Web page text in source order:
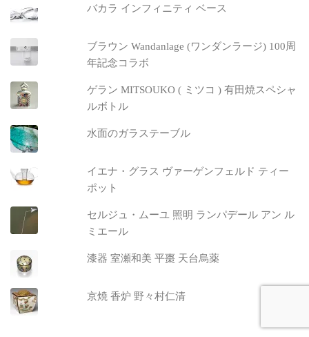
バカラ インフィニティ ベース
ブラウン Wandanlage (ワンダンラージ) 100周
年記念コラボ
ゲラン MITSOUKO ( ミツコ ) 有田焼スペシャ
ルボトル
水面のガラステーブル
イエナ・グラス ヴァーゲンフェルド ティー
ポット
セルジュ・ムーユ 照明 ランパデール アン ル
ミエール
漆器 室瀬和美 平棗 天台烏薬
京焼 香炉 野々村仁清